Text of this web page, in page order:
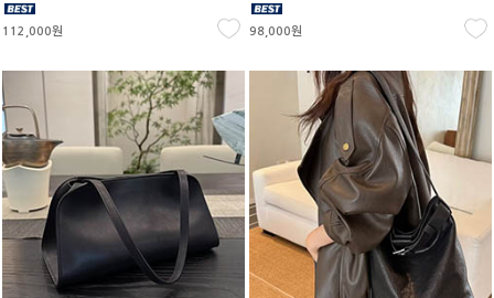
112,000원 98,000원